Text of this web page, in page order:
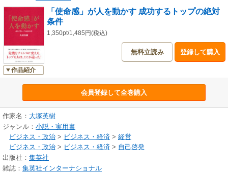
作品紹介
「使命感」が人を動かす 成功するトップの絶対
条件
1,350pt/1,485円(税込)
無料立読み 登録して購入
会員登録して全巻購入
作家名： 大塚英樹
ジャンル： 小説・実用書
ビジネス・政治 > ビジネス・経済 > 経営
ビジネス・政治 > ビジネス・経済 > 自己啓発
出版社： 集英社
雑誌： 集英社インターナショナル